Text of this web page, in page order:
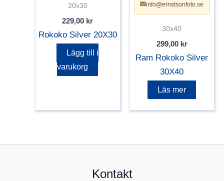
20x30
229,00 kr
Rokoko Silver 20X30
Lägg till i
varukorg
info@ernstsonfoto.se
30x40
299,00 kr
Ram Rokoko Silver
30X40
Läs mer
Kontakt